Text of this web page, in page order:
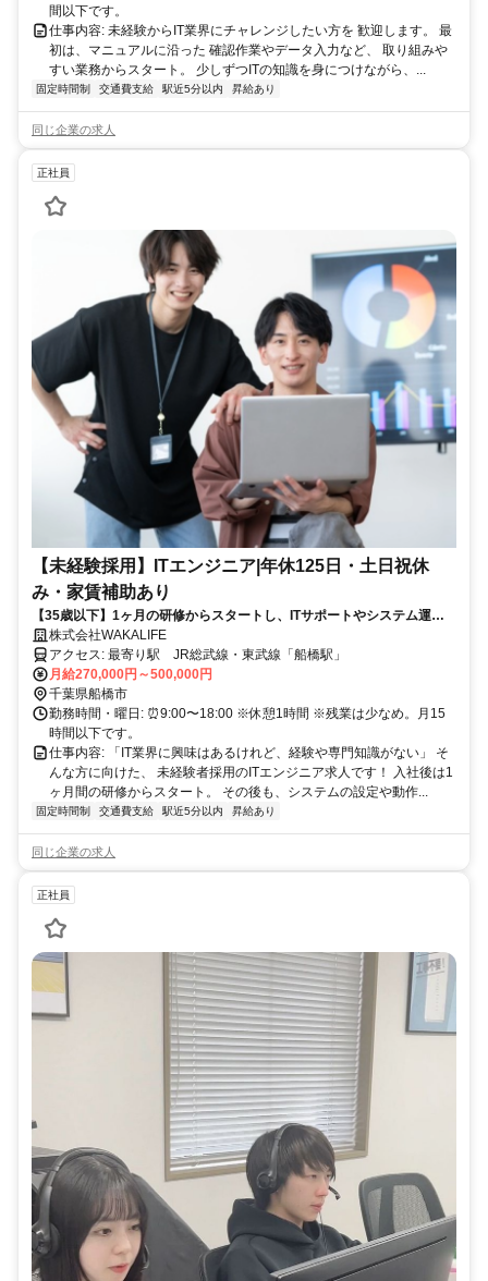
間以下です。
仕事内容: 未経験からIT業界にチャレンジしたい方を 歓迎します。 最
初は、マニュアルに沿った 確認作業やデータ入力など、 取り組みや
すい業務からスタート。 少しずつITの知識を身につけながら、...
固定時間制 交通費支給 駅近5分以内 昇給あり
同じ企業の求人
正社員
【未経験採用】ITエンジニア|年休125日・土日祝休
み・家賃補助あり
【35歳以下】1ヶ月の研修からスタートし、ITサポートやシステム運用
を通じて段階的にスキルを身につけられる仕事です。
株式会社WAKALIFE
アクセス: 最寄り駅 JR総武線・東武線「船橋駅」
月給270,000円～500,000円
千葉県船橋市
勤務時間・曜日: ⏰9:00〜18:00 ※休憩1時間 ※残業は少なめ。月15
時間以下です。
仕事内容: 「IT業界に興味はあるけれど、経験や専門知識がない」 そ
んな方に向けた、 未経験者採用のITエンジニア求人です！ 入社後は1
ヶ月間の研修からスタート。 その後も、システムの設定や動作...
固定時間制 交通費支給 駅近5分以内 昇給あり
同じ企業の求人
正社員